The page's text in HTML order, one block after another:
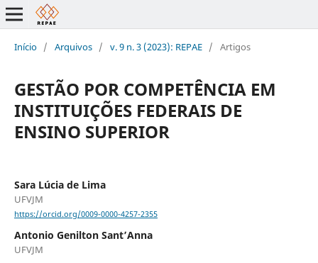
Início / Arquivos / v. 9 n. 3 (2023): REPAE / Artigos
GESTÃO POR COMPETÊNCIA EM
INSTITUIÇÕES FEDERAIS DE
ENSINO SUPERIOR
Sara Lúcia de Lima
UFVJM
https://orcid.org/0009-0000-4257-2355
Antonio Genilton Sant’Anna
UFVJM